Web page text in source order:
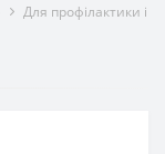
Для профілактики